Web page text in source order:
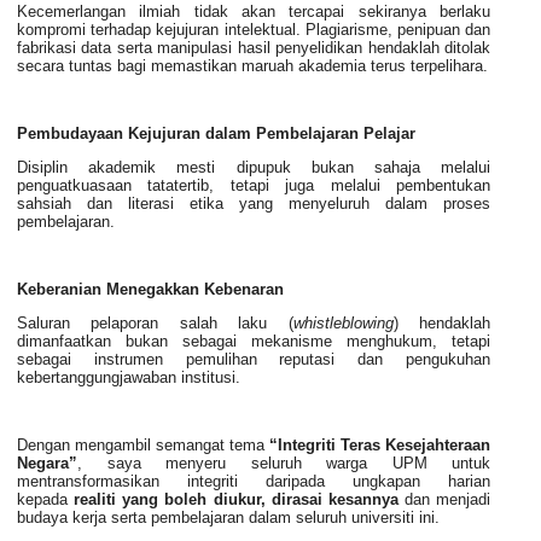
Kecemerlangan ilmiah tidak akan tercapai sekiranya berlaku
kompromi terhadap kejujuran intelektual. Plagiarisme, penipuan dan
fabrikasi data serta manipulasi hasil penyelidikan hendaklah ditolak
secara tuntas bagi memastikan maruah akademia terus terpelihara.
Pembudayaan Kejujuran dalam Pembelajaran Pelajar
Disiplin akademik mesti dipupuk bukan sahaja melalui
penguatkuasaan tatatertib, tetapi juga melalui pembentukan
sahsiah dan literasi etika yang menyeluruh dalam proses
pembelajaran.
Keberanian Menegakkan Kebenaran
Saluran pelaporan salah laku (whistleblowing) hendaklah
dimanfaatkan bukan sebagai mekanisme menghukum, tetapi
sebagai instrumen pemulihan reputasi dan pengukuhan
kebertanggungjawaban institusi.
Dengan mengambil semangat tema “Integriti Teras Kesejahteraan
Negara” , saya menyeru seluruh warga UPM untuk
mentransformasikan integriti daripada ungkapan harian
kepadarealiti yang boleh diukur, dirasai kesannyadan menjadi
budaya kerja serta pembelajaran dalam seluruh universiti ini.